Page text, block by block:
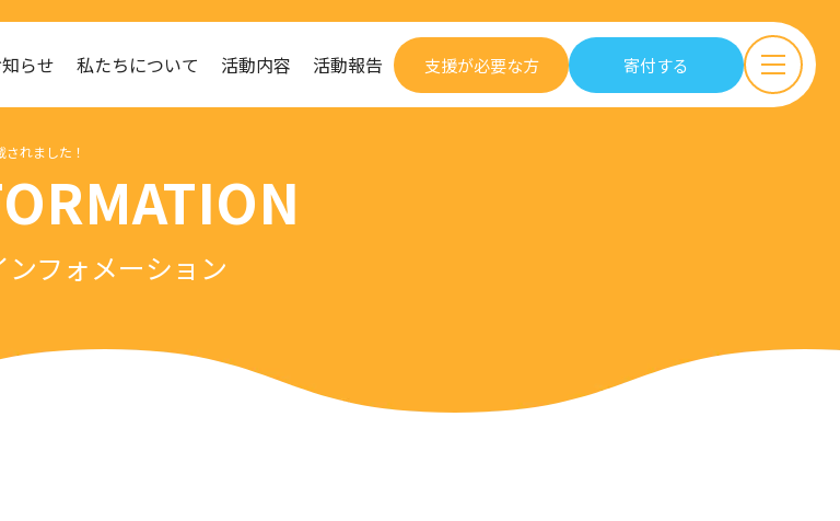
らせ 私たちについて 活動内容 活動報告 支援が必要な方 寄付する
れました！
ンフォメーション